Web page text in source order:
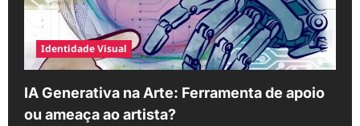
Identidade Visual
IA Generativa na Arte: Ferramenta de apoio
ou ameaça ao artista?